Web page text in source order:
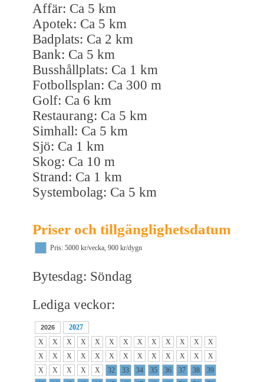
Affär: Ca 5 km
Apotek: Ca 5 km
Badplats: Ca 2 km
Bank: Ca 5 km
Busshållplats: Ca 1 km
Fotbollsplan: Ca 300 m
Golf: Ca 6 km
Restaurang: Ca 5 km
Simhall: Ca 5 km
Sjö: Ca 1 km
Skog: Ca 10 m
Strand: Ca 1 km
Systembolag: Ca 5 km
Priser och tillgänglighetsdatum
Pris: 5000 kr/vecka, 900 kr/dygn
Bytesdag: Söndag
Lediga veckor:
2026
2027
X
X X X X X X X X X X X
X
X
X X X X X X X X X X X
X
X
X X X X 32 33 34 35 36 37 38
39